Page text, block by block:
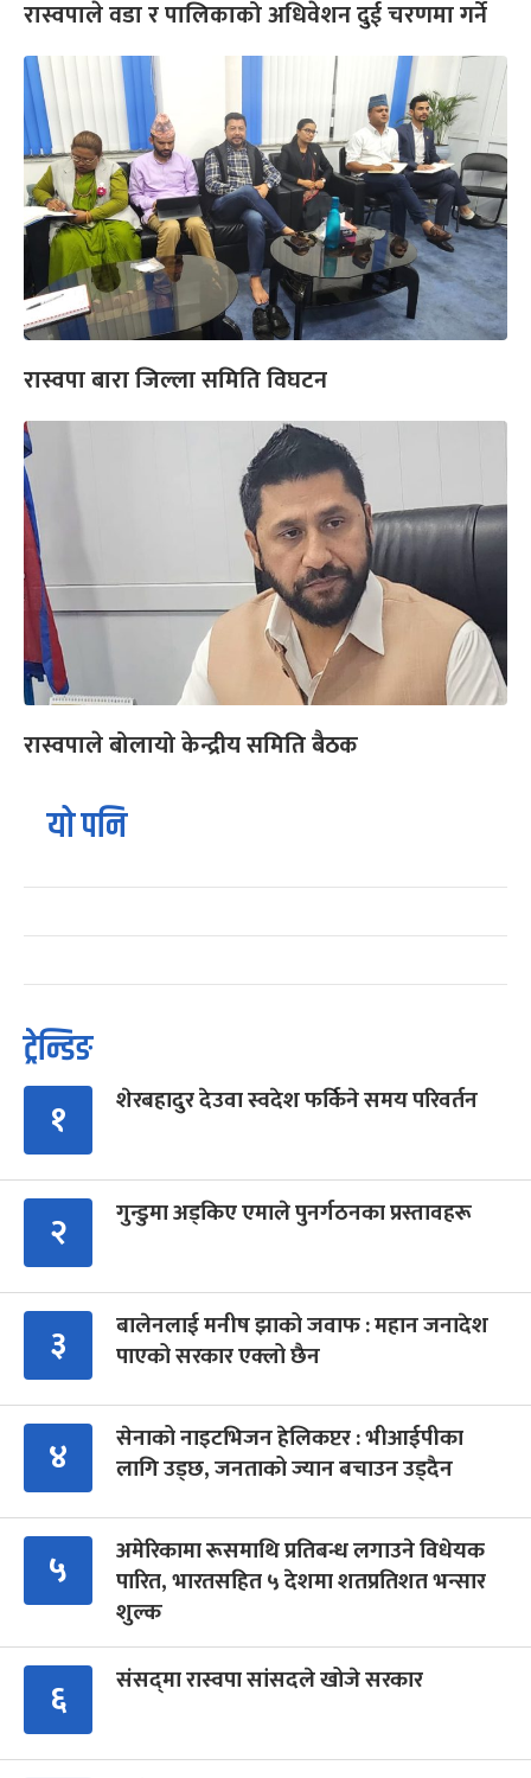
रास्वपाले वडा र पालिकाको अधिवेशन दुई चरणमा गर्ने
रास्वपा बारा जिल्ला समिति विघटन
रास्वपाले बोलायो केन्द्रीय समिति बैठक
यो पनि
ट्रेन्डिङ
१ शेरबहादुर देउवा स्वदेश फर्किने समय परिवर्तन
२ गुन्डुमा अड्किए एमाले पुनर्गठनका प्रस्तावहरू
३
बालेनलाई मनीष झाको जवाफ : महान जनादेश
पाएको सरकार एक्लो छैन
४
सेनाको नाइटभिजन हेलिकप्टर : भीआईपीका
लागि उड्छ, जनताको ज्यान बचाउन उड्दैन
५
अमेरिकामा रूसमाथि प्रतिबन्ध लगाउने विधेयक
पारित, भारतसहित ५ देशमा शतप्रतिशत भन्सार
शुल्क
६ संसद्‍मा रास्वपा सांसदले खोजे सरकार